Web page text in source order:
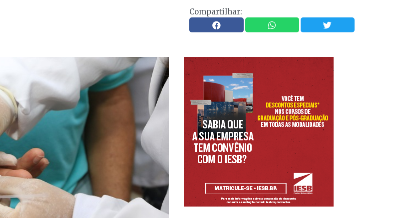
Compartilhar: